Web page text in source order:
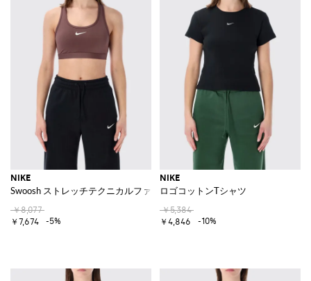
NIKE
Swoosh ストレッチテクニカルファブリッククロップドトップ
￥8,077
￥7,674
-5%
NIKE
ロゴコットンTシャツ
￥5,384
￥4,846
-10%